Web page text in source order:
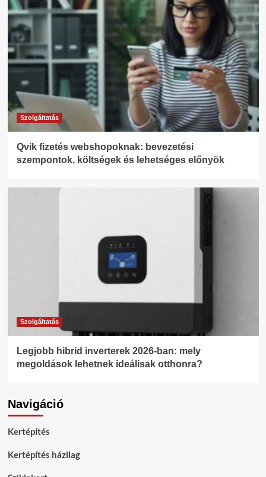
Szolgáltatás
Qvik fizetés webshopoknak: bevezetési
szempontok, költségek és lehetséges előnyök
Szolgáltatás
Legjobb hibrid inverterek 2026-ban: mely
megoldások lehetnek ideálisak otthonra?
Navigáció
Kertépítés
Kertépítés házilag